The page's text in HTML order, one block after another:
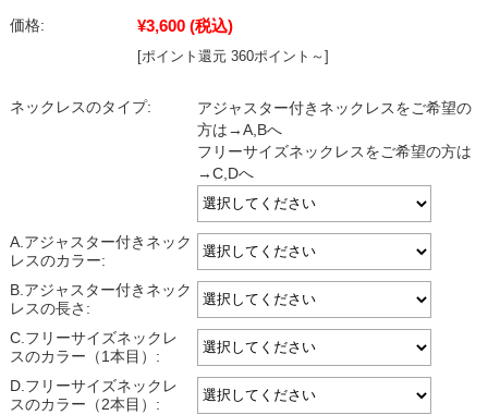
価格: ¥3,600 (税込)
[ポイント還元 360ポイント～]
ネックレスのタイプ:
アジャスター付きネックレスをご希望の
方は→A,Bへ
フリーサイズネックレスをご希望の方は
→C,Dへ
A.アジャスター付きネック
レスのカラー:
B.アジャスター付きネック
レスの長さ:
C.フリーサイズネックレ
スのカラー（1本目）:
D.フリーサイズネックレ
スのカラー（2本目）: